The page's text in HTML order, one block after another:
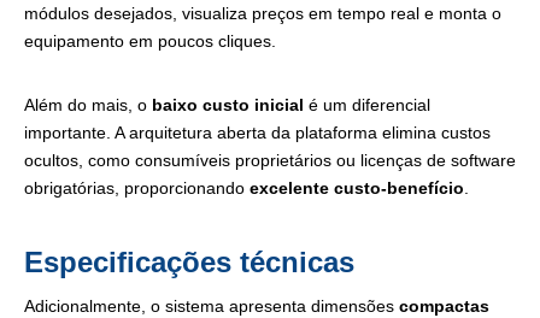
módulos desejados, visualiza preços em tempo real e monta o
equipamento em poucos cliques.
Além do mais, o baixo custo inicial é um diferencial
importante. A arquitetura aberta da plataforma elimina custos
ocultos, como consumíveis proprietários ou licenças de software
obrigatórias, proporcionando excelente custo-benefício.
Especificações técnicas
Adicionalmente, o sistema apresenta dimensões compactas